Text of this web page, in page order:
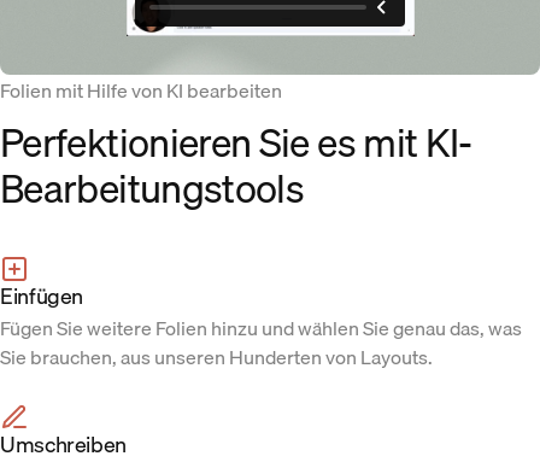
Folien mit Hilfe von KI bearbeiten
Perfektionieren Sie es mit KI-
Bearbeitungstools
Einfügen
Fügen Sie weitere Folien hinzu und wählen Sie genau das, was
Sie brauchen, aus unseren Hunderten von Layouts.
Umschreiben